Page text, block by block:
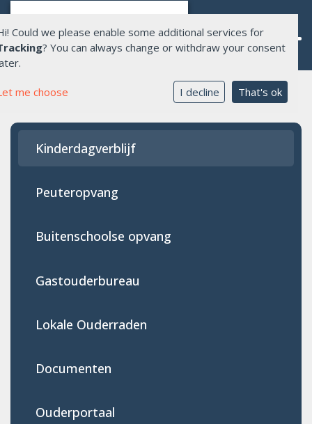
Home
Over Allente
Onderwijs
Contact
Kinderdagverblijf
Peuteropvang
Buitenschoolse opvang
Gastouderbureau
Lokale Ouderraden
Documenten
Ouderportaal
Could we please enable some additional services for
? You can always change or withdraw your consent
me choose I decline That's ok